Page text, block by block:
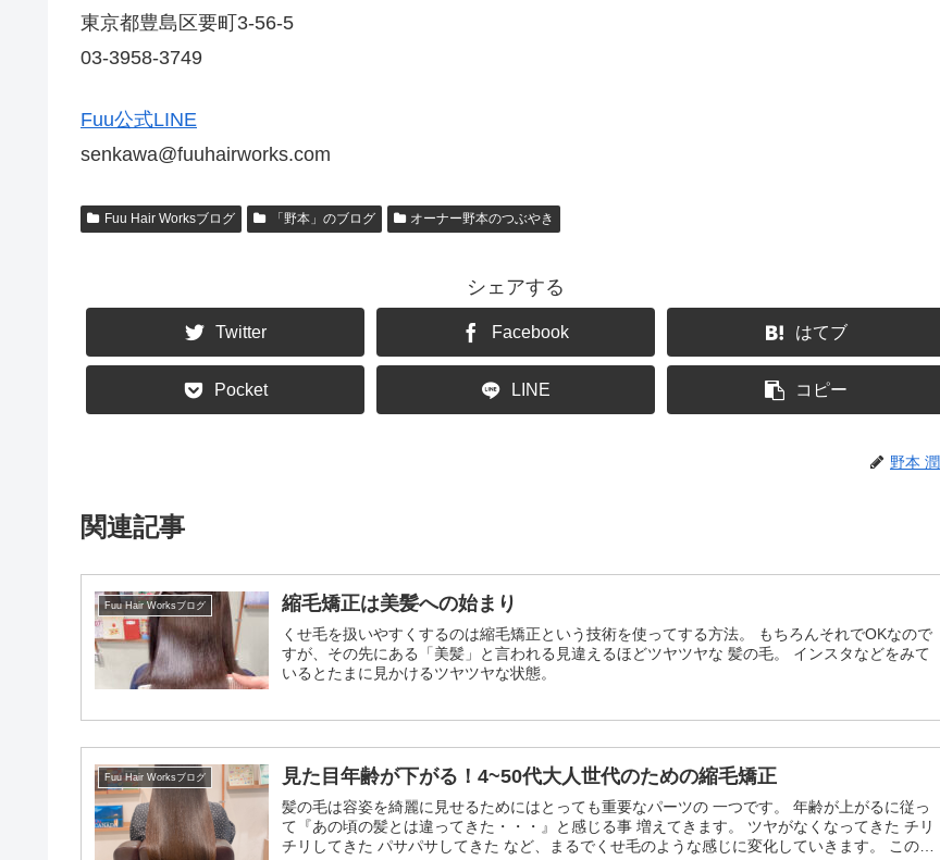
東京都豊島区要町3-56-5
03-3958-3749
Fuu公式LINE
senkawa@fuuhairworks.com
Fuu Hair Worksブログ 「野本」のブログ オーナー野本のつぶやき
シェアする
Twitter Facebook はてブ
Pocket LINE コピー
野本 潤
関連記事
Fuu Hair Worksブログ 縮毛矯正は美髪への始まり
くせ毛を扱いやすくするのは縮毛矯正という技術を使ってする方法。 もちろんそれでOKなので
すが、その先にある「美髪」と言われる見違えるほどツヤツヤな 髪の毛。 インスタなどをみて
いるとたまに見かけるツヤツヤな状態。
Fuu Hair Worksブログ 見た目年齢が下がる！4~50代大人世代のための縮毛矯正
髪の毛は容姿を綺麗に見せるためにはとっても重要なパーツの 一つです。 年齢が上がるに従っ
て『あの頃の髪とは違ってきた・・・』と感じる事 増えてきます。 ツヤがなくなってきた チリ
チリしてきた パサパサしてきた など、まるでくせ毛のような感じに変化していきます。 この状